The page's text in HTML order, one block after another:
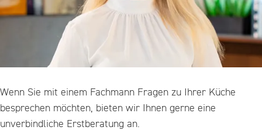
Wenn Sie mit einem Fachmann Fragen zu Ihrer Küche
besprechen möchten, bieten wir Ihnen gerne eine
unverbindliche Erstberatung an.